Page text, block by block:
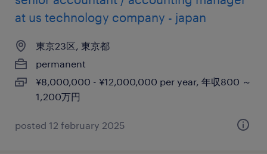
at us technology company - japan
東京23区, 東京都
permanent
¥8,000,000 - ¥12,000,000 per year, 年収800 ～
1,200万円
posted 12 february 2025